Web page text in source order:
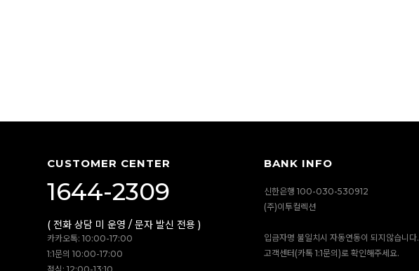
CUSTOMER CENTER
1644-2309
( 전화 상담 미 운영 / 문자 발신 전용 )
카카오톡: 10:00-17:00
1:1문의 10:00-17:00
BANK INFO
신한은행 100-030-530912
(주)이투컬렉션
입금자명 불일치시 자동연동이 되지않습니다.
고객센터(카톡 1:1문의)로 확인해주세요.